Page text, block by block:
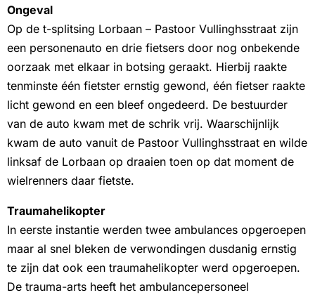
Ongeval
Op de t-splitsing Lorbaan – Pastoor Vullinghsstraat zijn
een personenauto en drie fietsers door nog onbekende
oorzaak met elkaar in botsing geraakt. Hierbij raakte
tenminste één fietster ernstig gewond, één fietser raakte
licht gewond en een bleef ongedeerd. De bestuurder
van de auto kwam met de schrik vrij. Waarschijnlijk
kwam de auto vanuit de Pastoor Vullinghsstraat en wilde
linksaf de Lorbaan op draaien toen op dat moment de
wielrenners daar fietste.
Traumahelikopter
In eerste instantie werden twee ambulances opgeroepen
maar al snel bleken de verwondingen dusdanig ernstig
te zijn dat ook een traumahelikopter werd opgeroepen.
De trauma-arts heeft het ambulancepersoneel